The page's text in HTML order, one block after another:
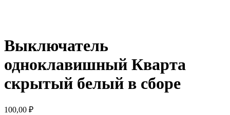
Выключатель
одноклавишный Кварта
скрытый белый в сборе
100,00 ₽